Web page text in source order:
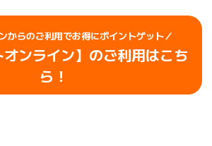
からのご利用でお得にポイントゲット／
オンライン】のご利用はこち
ら！